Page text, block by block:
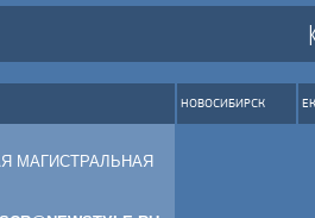
МАГИСТРАЛЬНАЯ
НОВОСИБИРСК